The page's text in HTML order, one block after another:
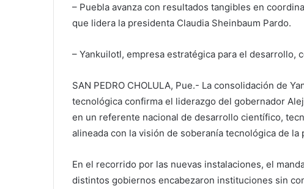
– Puebla avanza con resultados tangibles en
que lidera la presidenta Claudia Sheinbaum Pardo.
– Yankuilotl, empresa estratégica para el desarrollo,
SAN PEDRO CHOLULA, Pue.- La consolidación de
tecnológica confirma el liderazgo del gobernador
en un referente nacional de desarrollo científico,
alineada con la visión de soberanía tecnológica de
En el recorrido por las nuevas instalaciones, el
distintos gobiernos encabezaron instituciones sin